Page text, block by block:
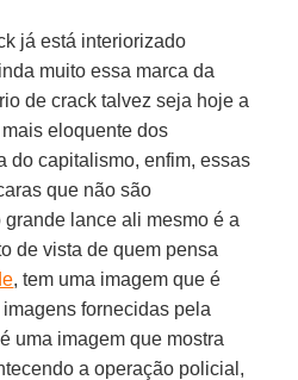
já está interiorizado
muito essa marca da
de crack talvez seja hoje a
eloquente dos
do capitalismo, enfim, essas
que não são
lance ali mesmo é a
de vista de quem pensa
, tem uma imagem que é
fornecidas pela
uma imagem que mostra
a operação policial,